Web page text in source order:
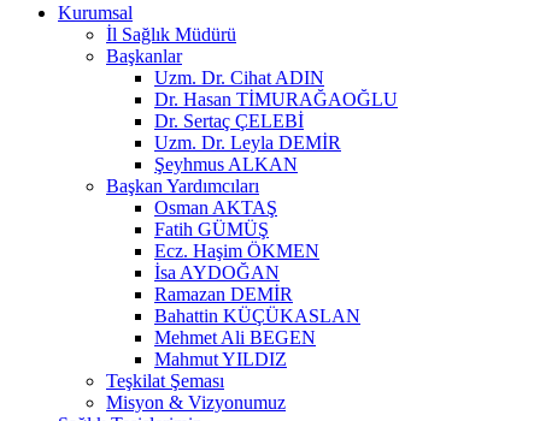
Kurumsal
İl Sağlık Müdürü
Başkanlar
Uzm. Dr. Cihat ADIN
Dr. Hasan TİMURAĞAOĞLU
Dr. Sertaç ÇELEBİ
Uzm. Dr. Leyla DEMİR
Şeyhmus ALKAN
Başkan Yardımcıları
Osman AKTAŞ
Fatih GÜMÜŞ
Ecz. Haşim ÖKMEN
İsa AYDOĞAN
Ramazan DEMİR
Bahattin KÜÇÜKASLAN
Mehmet Ali BEGEN
Mahmut YILDIZ
Teşkilat Şeması
Misyon & Vizyonumuz